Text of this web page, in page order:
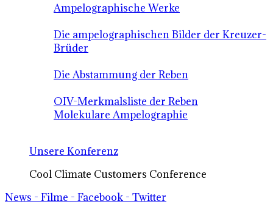
Ampelographische Werke
Die ampelographischen Bilder der Kreuzer-
Brüder
Die Abstammung der Reben
OIV-Merkmalsliste der Reben
Molekulare Ampelographie
Unsere Konferenz
Cool Climate Customers Conference
News - Filme - Facebook - Twitter